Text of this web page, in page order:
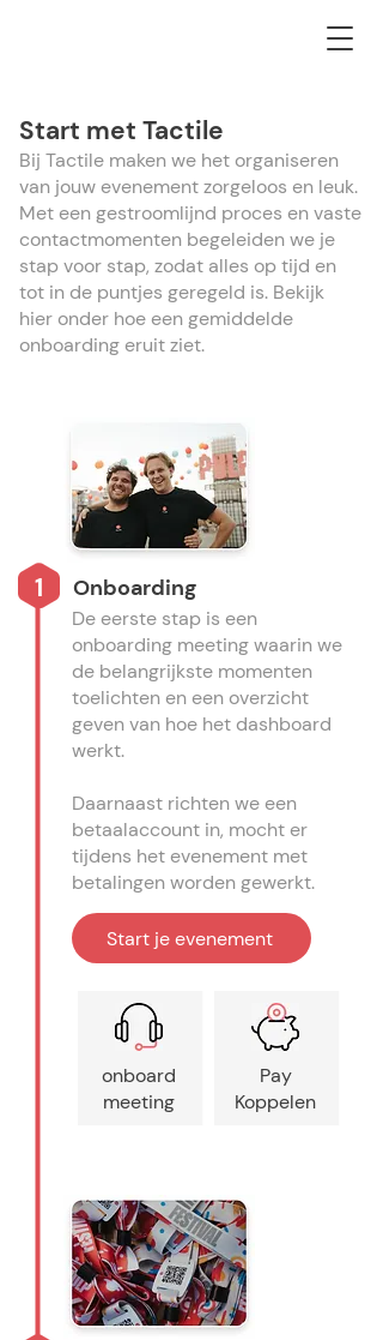
Start met Tactile
Bij Tactile maken we het organiseren
van jouw evenement zorgeloos en leuk.
Met een gestroomlijnd proces en vaste
contactmomenten begeleiden we je
stap voor stap, zodat alles op tijd en
tot in de puntjes geregeld is. Bekijk
hier onder hoe een gemiddelde
onboarding eruit ziet.
1 Onboarding
De eerste stap is een
onboarding meeting waarin we
de belangrijkste momenten
toelichten en een overzicht
geven van hoe het dashboard
werkt.
Daarnaast richten we een
betaalaccount in, mocht er
tijdens het evenement met
betalingen worden gewerkt.
Start je evenement
onboard
meeting
Pay
Koppelen